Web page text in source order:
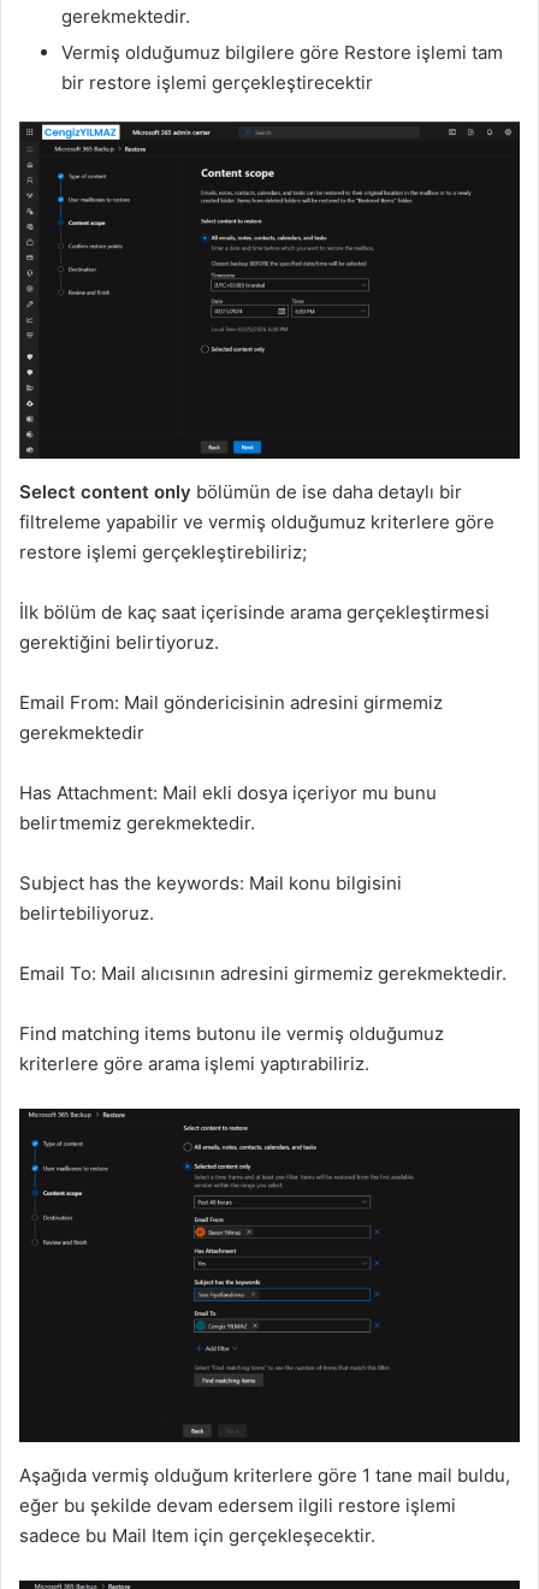
gerekmektedir.
Vermiş olduğumuz bilgilere göre Restore işlemi tam
bir restore işlemi gerçekleştirecektir
Select content only bölümün de ise daha detaylı bir
filtreleme yapabilir ve vermiş olduğumuz kriterlere göre
restore işlemi gerçekleştirebiliriz;
İlk bölüm de kaç saat içerisinde arama gerçekleştirmesi
gerektiğini belirtiyoruz.
Email From: Mail göndericisinin adresini girmemiz
gerekmektedir
Has Attachment: Mail ekli dosya içeriyor mu bunu
belirtmemiz gerekmektedir.
Subject has the keywords: Mail konu bilgisini
belirtebiliyoruz.
Email To: Mail alıcısının adresini girmemiz gerekmektedir.
Find matching items butonu ile vermiş olduğumuz
kriterlere göre arama işlemi yaptırabiliriz.
Aşağıda vermiş olduğum kriterlere göre 1 tane mail buldu,
eğer bu şekilde devam edersem ilgili restore işlemi
sadece bu Mail Item için gerçekleşecektir.